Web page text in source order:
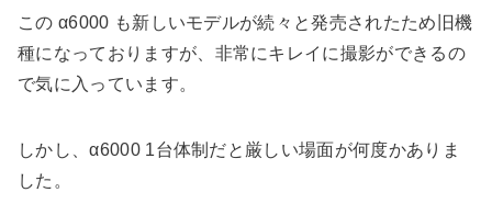
この α6000 も新しいモデルが続々と発売されたため旧機
種になっておりますが、非常にキレイに撮影ができるの
で気に入っています。
しかし、α6000 1台体制だと厳しい場面が何度かありま
した。